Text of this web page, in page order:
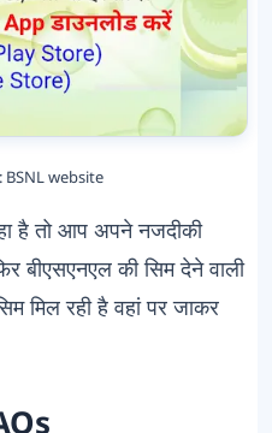
website
है तो आप अपने नजदीकी
बीएसएनएल की सिम देने वाली
मिल रही है वहां पर जाकर